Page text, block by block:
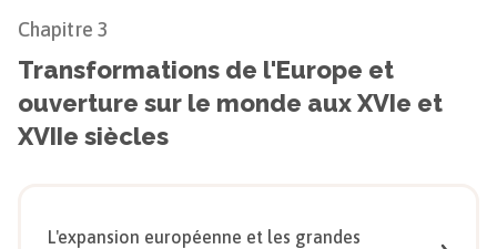
Chapitre 3
Transformations de l'Europe et
ouverture sur le monde aux XVIe et
XVIIe siècles
L'expansion européenne et les grandes